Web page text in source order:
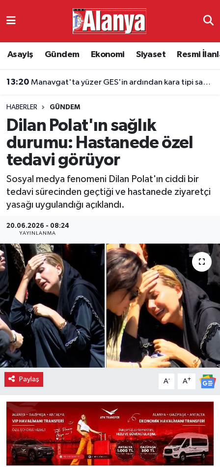
Asayiş Gündem Ekonomi Siyaset Resmi
13:20 Manavgat'ta yüzer GES'in ardından kara tipi santral projesi
HABERLER GÜNDEM
Dilan Polat'ın sağlık
durumu: Hastanede özel
tedavi görüyor
Sosyal medya fenomeni Dilan Polat'ın ciddi bir
tedavi sürecinden geçtiği ve hastanede ziyaretçi
yasağı uygulandığı açıklandı.
20.06.2026 - 08:24
YAYINLANMA
Paylaş A- A+
Ekonomi
Resmi İlanlar
Alanyaspor
Turizm
Antalya Namaz Vakitleri
Süper Lig Puan Durumu ve Fikstür
Tüm Manşetler
Son Dakika Haberleri